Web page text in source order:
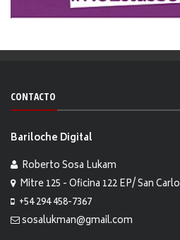
CONTACTO
Bariloche Digital
Roberto Sosa Lukam
Mitre 125 - Oficina 122 EP/ San
+54 294 458-7367
sosalukman@gmail.com